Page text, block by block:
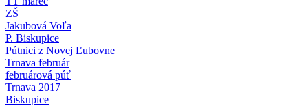
ZŠ
Jakubová Voľa
P. Biskupice
Pútnici z Novej Ľubovne
Trnava február
februárová púť
Trnava 2017
Biskupice